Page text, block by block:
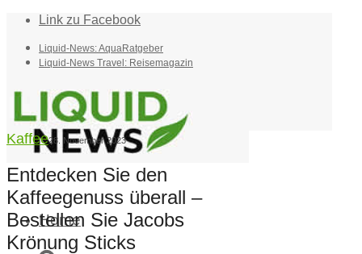
Link zu Facebook
Liquid-News: AquaRatgeber
Liquid-News Travel: Reisemagazin
Home
Kaffee28. November 2023
Entdecken Sie den
Kaffeegenuss überall –
Bestellen Sie Jacobs
Krönung Sticks